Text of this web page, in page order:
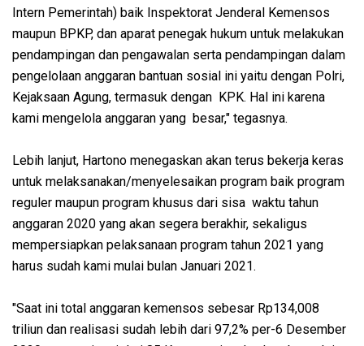
Intern Pemerintah) baik Inspektorat Jenderal Kemensos
maupun BPKP, dan aparat penegak hukum untuk melakukan
pendampingan dan pengawalan serta pendampingan dalam
pengelolaan anggaran bantuan sosial ini yaitu dengan Polri,
Kejaksaan Agung, termasuk dengan KPK. Hal ini karena
kami mengelola anggaran yang besar," tegasnya.
Lebih lanjut, Hartono menegaskan akan terus bekerja keras
untuk melaksanakan/menyelesaikan program baik program
reguler maupun program khusus dari sisa waktu tahun
anggaran 2020 yang akan segera berakhir, sekaligus
mempersiapkan pelaksanaan program tahun 2021 yang
harus sudah kami mulai bulan Januari 2021.
"Saat ini total anggaran kemensos sebesar Rp134,008
triliun dan realisasi sudah lebih dari 97,2% per-6 Desember